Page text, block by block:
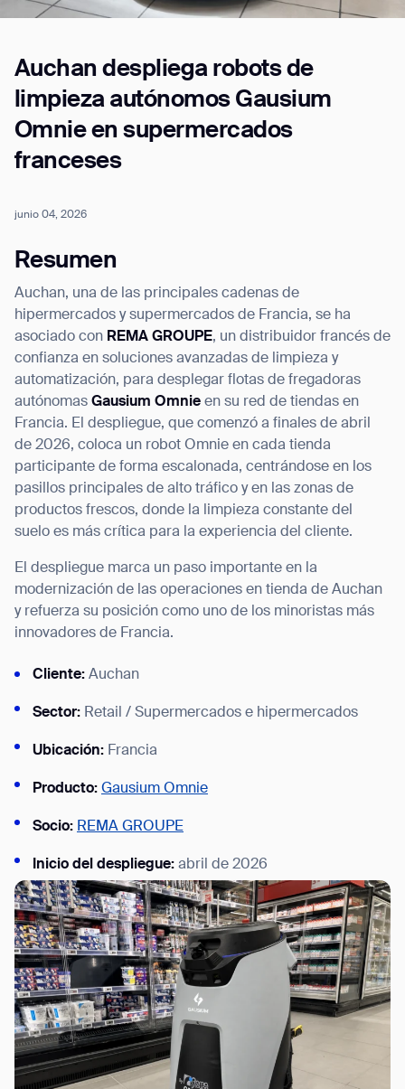
Auchan despliega robots de
limpieza autónomos Gausium
Omnie en supermercados
franceses
junio 04, 2026
Resumen
Auchan, una de las principales cadenas de
hipermercados y supermercados de Francia, se ha
asociado con REMA GROUPE, un distribuidor francés de
confianza en soluciones avanzadas de limpieza y
automatización, para desplegar flotas de fregadoras
autónomas Gausium Omnie en su red de tiendas en
Francia. El despliegue, que comenzó a finales de abril
de 2026, coloca un robot Omnie en cada tienda
participante de forma escalonada, centrándose en los
pasillos principales de alto tráfico y en las zonas de
productos frescos, donde la limpieza constante del
suelo es más crítica para la experiencia del cliente.
El despliegue marca un paso importante en la
modernización de las operaciones en tienda de Auchan
y refuerza su posición como uno de los minoristas más
innovadores de Francia.
Cliente: Auchan
Sector: Retail / Supermercados e hipermercados
Ubicación: Francia
Producto: Gausium Omnie
Socio: REMA GROUPE
Inicio del despliegue: abril de 2026
Job title*
Phone Number*
How did you hear about us?*
Country/Region*
Province/State*
Inquiry Type*
Comments
I agree to receive the latest news from Gausium. I am aware that I
can unsubscribe at any time.
SUBMIT
By clicking “Submit”, I authorize Gausium to contact me. Privacy Policy.